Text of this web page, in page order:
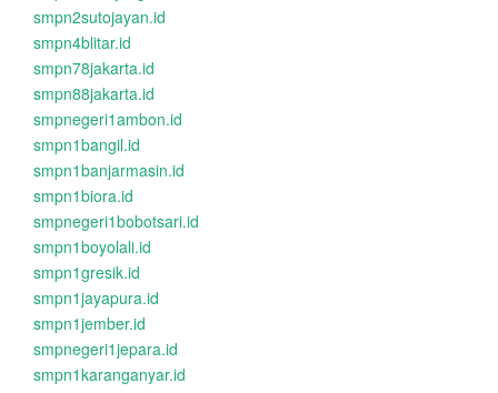
smpn2sutojayan.id
smpn4blitar.id
smpn78jakarta.id
smpn88jakarta.id
smpnegeri1ambon.id
smpn1bangil.id
smpn1banjarmasin.id
smpn1biora.id
smpnegeri1bobotsari.id
smpn1boyolali.id
smpn1gresik.id
smpn1jayapura.id
smpn1jember.id
smpnegeri1jepara.id
smpn1karanganyar.id